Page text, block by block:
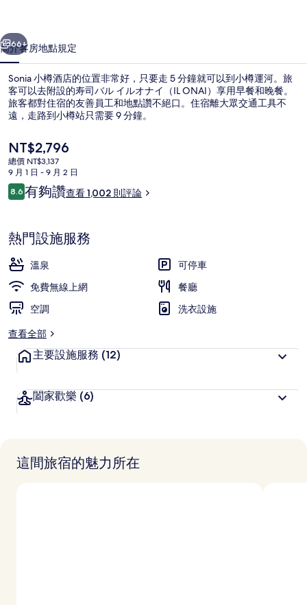
片
集
個 下一個
66+
簡介客房地點規定
Sonia 小樽酒店的位置非常好，只要走 5 分鐘就可以到小樽運河。旅
客可以去附設的寿司バル イルオナイ（IL ONAI）享用早餐和晚餐。
旅客都對住宿的友善員工和地點讚不絕口。住宿離大眾交通工具不
遠，走路到小樽站只需要 9 分鐘。
目
前
的
價
格
NT$2,796
總價 NT$3,137
9 月 1 日 - 9 月 2 日
評
論
8.68.6 分，滿分 10 分，
有夠讚查看 1,002 則評論
熱門設施服務
溫泉
可停車
免費無線上網
餐廳
空調
洗衣設施
查看全部
主要設施服務 (12)
闔家歡樂 (6)
這間旅宿的魅力所在